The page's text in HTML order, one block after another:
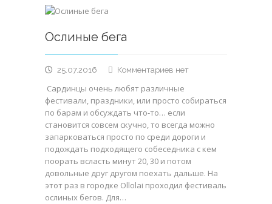
Ослиные бега
25.07.2016 Комментариев к
Ослиные
бега
нет
Сардинцы очень любят различные
фестивали, праздники, или просто собираться
по барам и обсуждать что-то… если
становится совсем скучно, то всегда можно
запарковаться просто по среди дороги и
подождать подходящего собеседника с кем
поорать всласть минут 20, 30 и потом
довольные друг другом поехать дальше. На
этот раз в городке Ollolai проходил фестиваль
ослиных бегов. Для…